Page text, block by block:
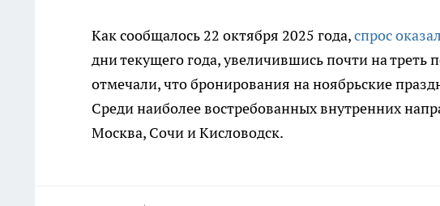
Как сообщалось 22 октября 2025 года,спрос
дни текущего года, увеличившись почти на
отмечали, что бронирования на ноябрьские
Среди наиболее востребованных внутренних
Москва, Сочи и Кисловодск.